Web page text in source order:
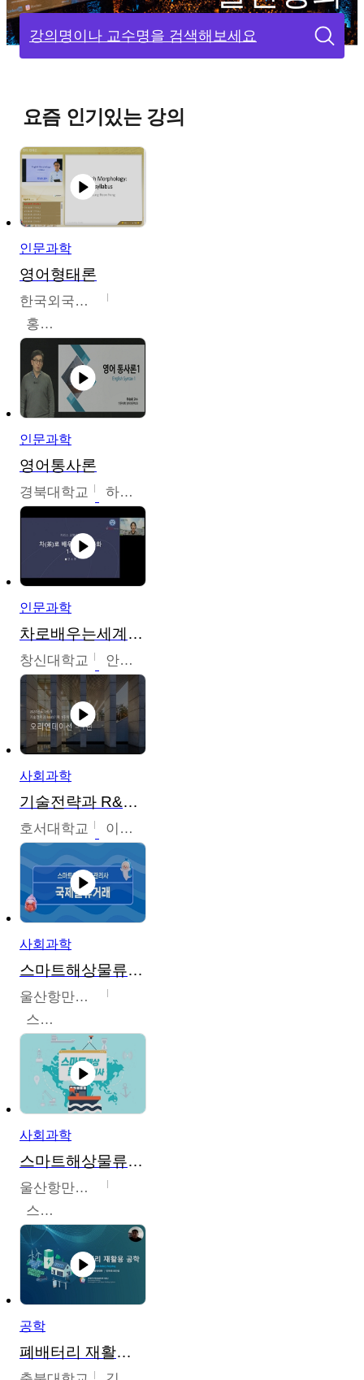
강의명이나 교수명을 검색해보세요
요즘 인기있는 강의
인문과학
영어형태론
한국외국어대학교
홍성훈
인문과학
영어통사론
경북대학교 하승완
인문과학
차로배우는세계문화
창신대학교 안소영
사회과학
기술전략과 R&D기획
호서대학교 이원희
사회과학
스마트해상물류관리사 교육과정
울산항만공사
스마트해상물류관리사 교육위원회
사회과학
스마트해상물류관리사 교육과정2
울산항만공사
스마트해상물류관리사 교육위원회
공학
폐배터리 재활용 공학